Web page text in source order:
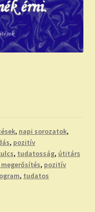
, napi sorozatok,
, pozitív
, tudatosság, útitárs
, pozitív
, tudatos